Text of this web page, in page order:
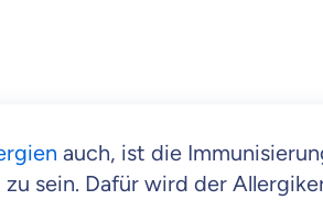
auch, ist die
sein. Dafür wird der